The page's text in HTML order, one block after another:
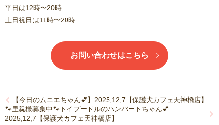
平日は12時〜20時
土日祝日は11時〜20時
お問い合わせはこちら
【今日のムニエちゃん💕】2025,12,7【保護犬カフェ天神橋店】
🐾里親様募集中🐾トイプードルのハンバートちゃん💕
2025,12,7【保護犬カフェ天神橋店】